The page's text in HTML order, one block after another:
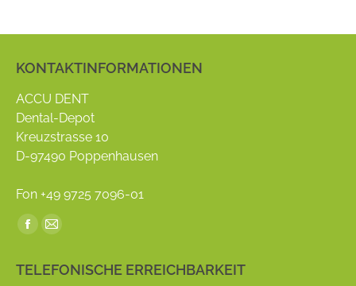
KONTAKTINFORMATIONEN
ACCU DENT
Dental-Depot
Kreuzstrasse 10
D-97490 Poppenhausen
Fon +49 9725 7096-01
Find us on:
Facebook
opens
Mail
opens
TELEFONISCHE ERREICHBARKEIT